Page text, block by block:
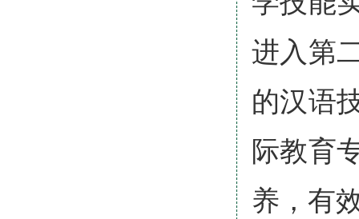
进入第
的汉语
际教育
养，有